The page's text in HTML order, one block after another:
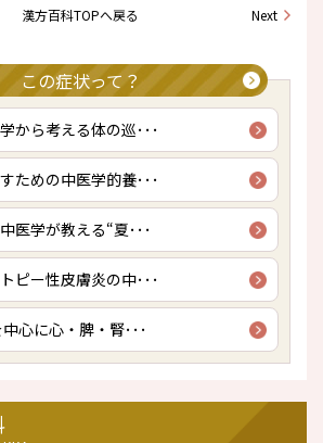
漢方百科TOPへ戻る Next
この症状って？
から考える体の巡･･･
ための中医学的養･･･
医学が教える“夏･･･
ピー性皮膚炎の中･･･
心に心・脾・腎･･･